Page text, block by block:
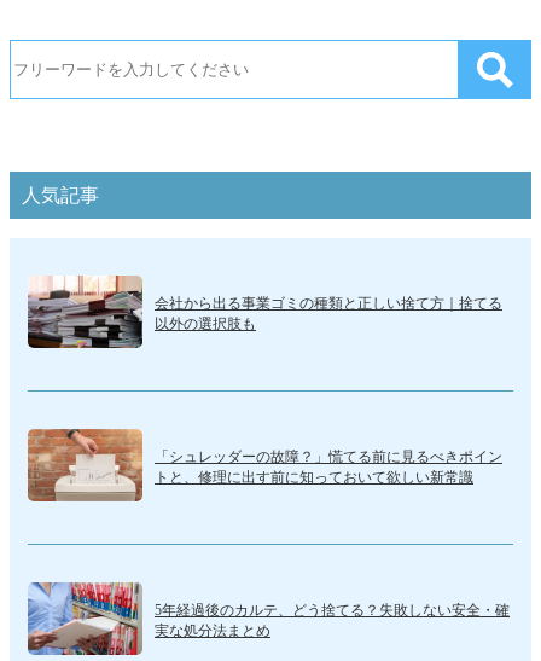
人気記事
会社から出る事業ゴミの種類と正しい捨て方｜捨てる
以外の選択肢も
「シュレッダーの故障？」慌てる前に見るべきポイン
トと、修理に出す前に知っておいて欲しい新常識
5年経過後のカルテ、どう捨てる？失敗しない安全・確
実な処分法まとめ